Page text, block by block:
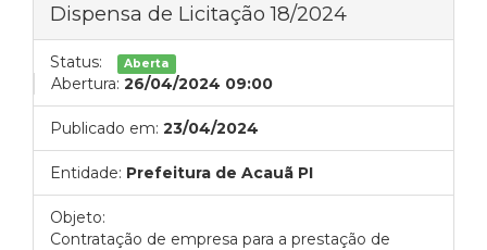
Dispensa de Licitação 18/2024
Status: Aberta
Abertura: 26/04/2024 09:00
Publicado em: 23/04/2024
Entidade: Prefeitura de Acauã PI
Objeto:
Contratação de empresa para a prestação de